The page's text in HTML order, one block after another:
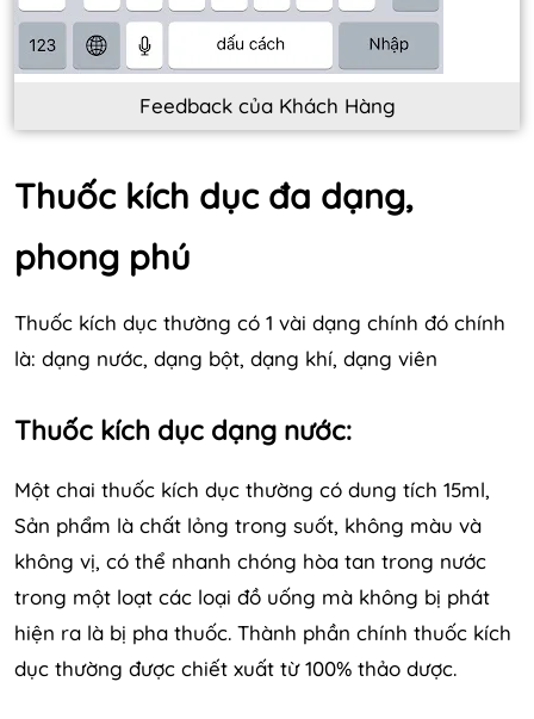
Feedback của Khách Hàng
Thuốc kích dục đa dạng,
phong phú
Thuốc kích dục thường có 1 vài dạng chính đó chính
là: dạng nước, dạng bột, dạng khí, dạng viên
Thuốc kích dục dạng nước:
Một chai thuốc kích dục thường có dung tích 15ml,
Sản phẩm là chất lỏng trong suốt, không màu và
không vị, có thể nhanh chóng hòa tan trong nước
trong một loạt các loại đồ uống mà không bị phát
hiện ra là bị pha thuốc. Thành phần chính thuốc kích
dục thường được chiết xuất từ 100% thảo dược.